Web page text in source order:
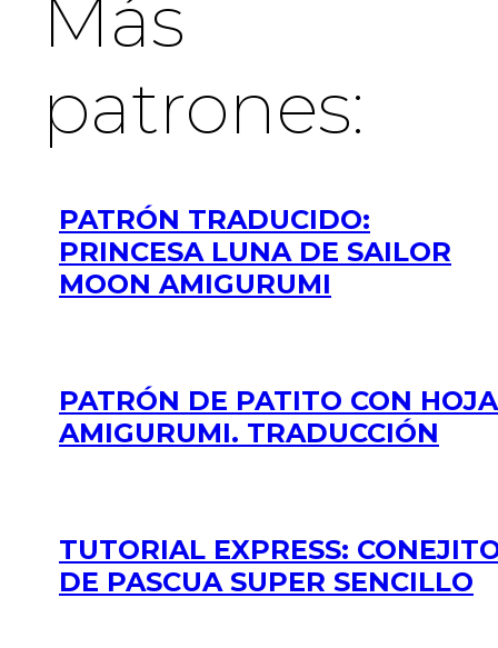
Más
patrones:
PATRÓN TRADUCIDO:
PRINCESA LUNA DE SAILOR
MOON AMIGURUMI
PATRÓN DE PATITO CON HOJA
AMIGURUMI. TRADUCCIÓN
TUTORIAL EXPRESS:
DE PASCUA SUPER SENCILLO